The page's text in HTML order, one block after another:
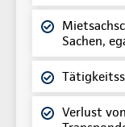
Sachen,
Verlust